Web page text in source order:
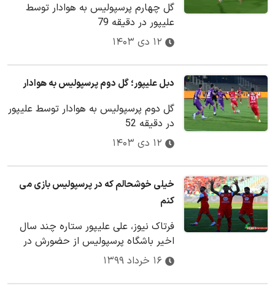
گل چهارم پرسپولیس به هوادار توسط
علیپور در دقیقه 79
۱۲ دی ۱۴۰۳
دبل علیپور؛ گل دوم پرسپولیس به هوادار
گل دوم پرسپولیس به هوادار توسط علیپور
در دقیقه 52
۱۲ دی ۱۴۰۳
خیلی خوشحالم که در پرسپولیس بازی می
کنم
فرتاک نیوز، علی علیپور ستاره چند سال
اخیر باشگاه پرسپولیس از حضورش در
این تیم ابراز خرسندی کرد.
۱۶ خرداد ۱۳۹۹